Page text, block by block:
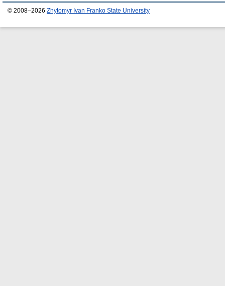
© 2008–2026 Zhytomyr Ivan Franko State University